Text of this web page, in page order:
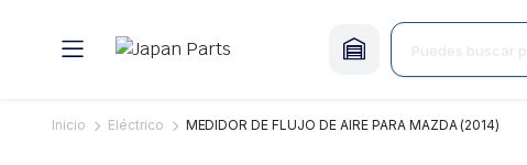
Inicio Eléctrico MEDIDOR DE FLUJO DE AIRE PARA MAZDA (2014)